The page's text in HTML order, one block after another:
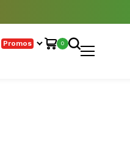
Promos 0